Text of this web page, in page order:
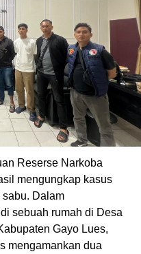
Reserse Narkoba
mengungkap kasus
Dalam
sebuah rumah di Desa
Gayo Lues,
mengamankan dua